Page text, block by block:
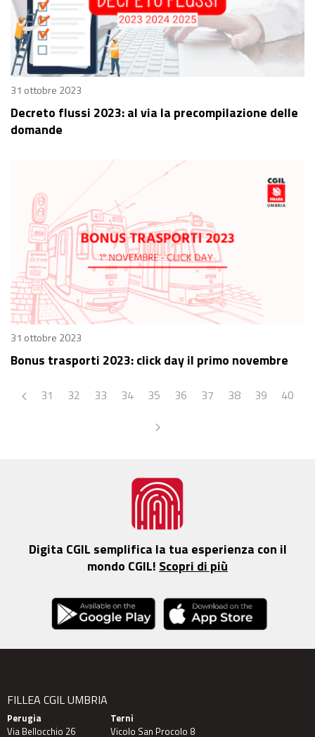
31 ottobre 2023
Decreto flussi 2023: al via la precompilazione delle
domande
31 ottobre 2023
Bonus trasporti 2023: click day il primo novembre
31 32 33 34 35 36 37 38 39 40
Digita CGIL semplifica la tua esperienza con il
mondo CGIL! Scopri di più
FILLEA CGIL UMBRIA
Perugia
Via Bellocchio 26
Terni
Vicolo San Procolo 8